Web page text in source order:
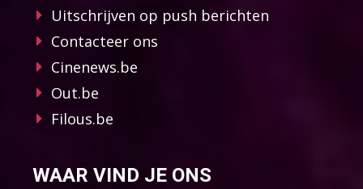
Uitschrijven op push berichten
Contacteer ons
Cinenews.be
Out.be
Filous.be
WAAR VIND JE ONS